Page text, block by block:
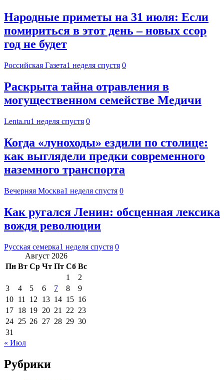
Народные приметы на 31 июля: Если
помириться в этот день – новых ссор
год не будет
Российская Газета1 неделя спустя 0
Раскрыта тайна отравления в
могущественном семействе Медичи
Lenta.ru1 неделя спустя 0
Когда «луноходы» ездили по столице:
как выглядели предки современного
наземного транспорта
Вечерняя Москва1 неделя спустя 0
Как ругался Ленин: обсценная лексика
вождя революции
Русская семерка1 неделя спустя 0
Август 2026
Пн Вт Ср Чт Пт Сб Вс
1
2
3
4 5 6 7 8
9
10 11 12 13 14 15 16
17 18 19 20 21 22 23
24 25 26 27 28 29 30
31
« Июл
Рубрики